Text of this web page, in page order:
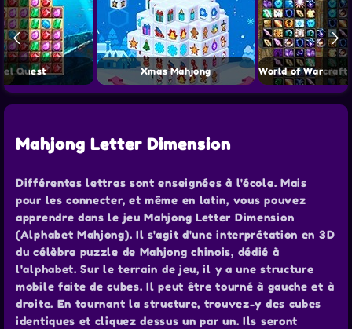
Quest Xmas Mahjong
Mahjong Letter Dimension
Différentes lettres sont enseignées à l'école. Mais
pour les connecter, et même en latin, vous pouvez
apprendre dans le jeu Mahjong Letter Dimension
(Alphabet Mahjong). Il s'agit d'une interprétation en 3D
du célèbre puzzle de Mahjong chinois, dédié à
l'alphabet. Sur le terrain de jeu, il y a une structure
mobile faite de cubes. Il peut être tourné à gauche et à
droite. En tournant la structure, trouvez-y des cubes
identiques et cliquez dessus un par un. Ils seront